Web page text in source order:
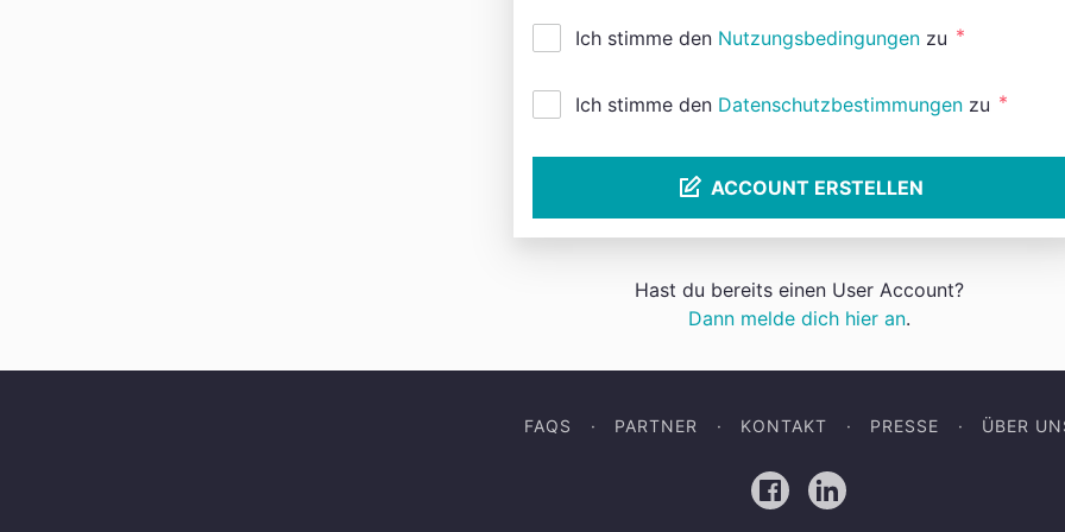
Ich stimme den Nutzungsbedingungen zu *
Ich stimme den Datenschutzbestimmungen zu *
ACCOUNT ERSTELLEN
Hast du bereits einen User Account?
Dann melde dich hier an.
FAQS PARTNER KONTAKT PRESSE ÜBER
FacebookLinkedIn